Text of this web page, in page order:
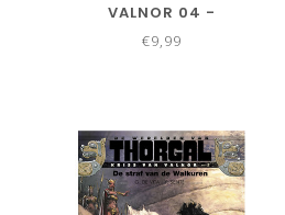
VALNOR 04 -
BONDGENOOTSCHAPPEN
€9,99